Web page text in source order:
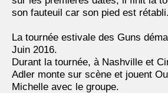
son fauteuil car son pied est rétabli.
La tournée estivale des Guns
Juin 2016.
Durant la tournée, à Nashville et
Adler monte sur scène et jouent
Michelle avec le groupe.